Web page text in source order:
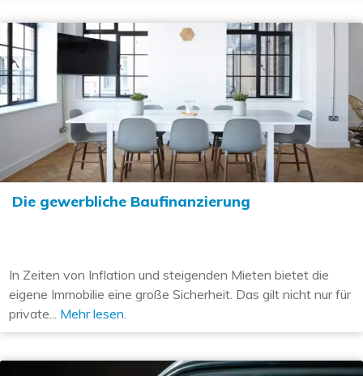
Die gewerbliche Baufinanzierung
In Zeiten von Inflation und steigenden Mieten bietet die
eigene Immobilie eine große Sicherheit. Das gilt nicht nur für
private... Mehr lesen.